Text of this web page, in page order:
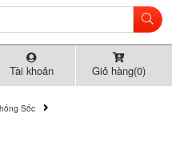
Tài khoản Giỏ hàng(0)
Sốc